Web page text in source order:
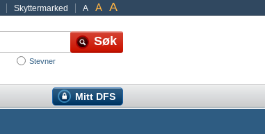
A A A
Skyttermarked
Stevner
Mitt DFS